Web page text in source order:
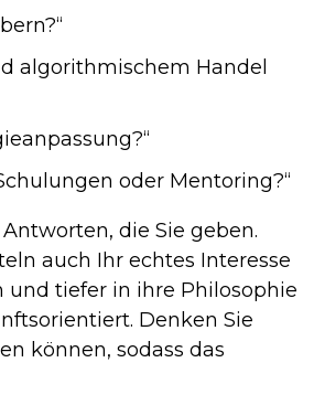
algorithmischem Handel
oder Mentoring?“
die Sie geben.
auch Ihr echtes Interesse
tiefer in ihre Philosophie
Denken Sie
können, sodass das